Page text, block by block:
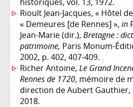
Rioult Jean-Jacques, « Hôtel
« Demeures [de Rennes] », in
Jean-Marie (dir.), Bretagne :
patrimoine, Paris Monum-
2002, p. 402, 407-409.
Richer Antoine, Le Grand
Rennes de 1720, mémoire de
direction de Aubert Gauthier,
2018.